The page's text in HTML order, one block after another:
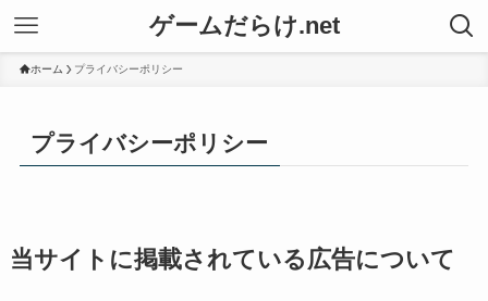
ゲームだらけ.net
ホーム プライバシーポリシー
プライバシーポリシー
当サイトに掲載されている広告について